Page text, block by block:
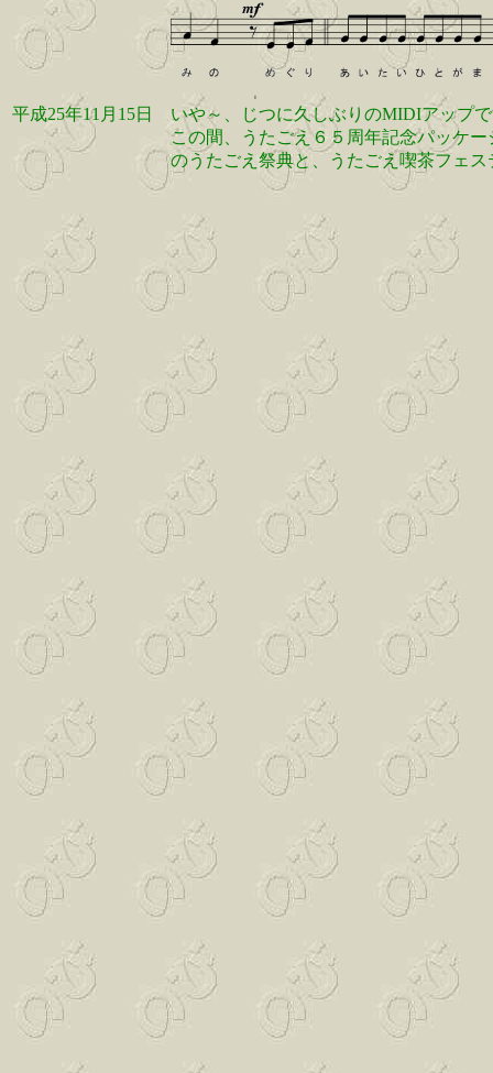
平成25年11月15日
いや～、じつに久しぶりのMIDIアップ
この間、うたごえ６５周年記念パッケ
のうたごえ祭典と、うたごえ喫茶フェ